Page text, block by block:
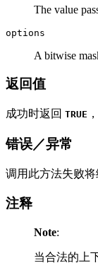
The value
options
A bitwise
返回值
成功时返回 TRUE
错误／异常
调用此方法失败将
注释
Note:
当合法的上